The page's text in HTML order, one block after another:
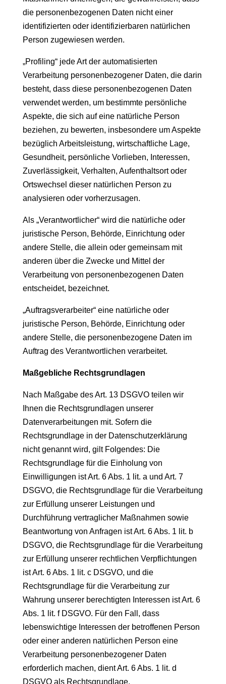
die personenbezogenen Daten nicht einer
identifizierten oder identifizierbaren natürlichen
Person zugewiesen werden.
„Profiling“ jede Art der automatisierten
Verarbeitung personenbezogener Daten, die darin
besteht, dass diese personenbezogenen Daten
verwendet werden, um bestimmte persönliche
Aspekte, die sich auf eine natürliche Person
beziehen, zu bewerten, insbesondere um Aspekte
bezüglich Arbeitsleistung, wirtschaftliche Lage,
Gesundheit, persönliche Vorlieben, Interessen,
Zuverlässigkeit, Verhalten, Aufenthaltsort oder
Ortswechsel dieser natürlichen Person zu
analysieren oder vorherzusagen.
Als „Verantwortlicher“ wird die natürliche oder
juristische Person, Behörde, Einrichtung oder
andere Stelle, die allein oder gemeinsam mit
anderen über die Zwecke und Mittel der
Verarbeitung von personenbezogenen Daten
entscheidet, bezeichnet.
„Auftragsverarbeiter“ eine natürliche oder
juristische Person, Behörde, Einrichtung oder
andere Stelle, die personenbezogene Daten im
Auftrag des Verantwortlichen verarbeitet.
Maßgebliche Rechtsgrundlagen
Nach Maßgabe des Art. 13 DSGVO teilen wir
Ihnen die Rechtsgrundlagen unserer
Datenverarbeitungen mit. Sofern die
Rechtsgrundlage in der Datenschutzerklärung
nicht genannt wird, gilt Folgendes: Die
Rechtsgrundlage für die Einholung von
Einwilligungen ist Art. 6 Abs. 1 lit. a und Art. 7
DSGVO, die Rechtsgrundlage für die Verarbeitung
zur Erfüllung unserer Leistungen und
Durchführung vertraglicher Maßnahmen sowie
Beantwortung von Anfragen ist Art. 6 Abs. 1 lit. b
DSGVO, die Rechtsgrundlage für die Verarbeitung
zur Erfüllung unserer rechtlichen Verpflichtungen
ist Art. 6 Abs. 1 lit. c DSGVO, und die
Rechtsgrundlage für die Verarbeitung zur
Wahrung unserer berechtigten Interessen ist Art. 6
Abs. 1 lit. f DSGVO. Für den Fall, dass
lebenswichtige Interessen der betroffenen Person
oder einer anderen natürlichen Person eine
Verarbeitung personenbezogener Daten
erforderlich machen, dient Art. 6 Abs. 1 lit. d
DSGVO als Rechtsgrundlage.